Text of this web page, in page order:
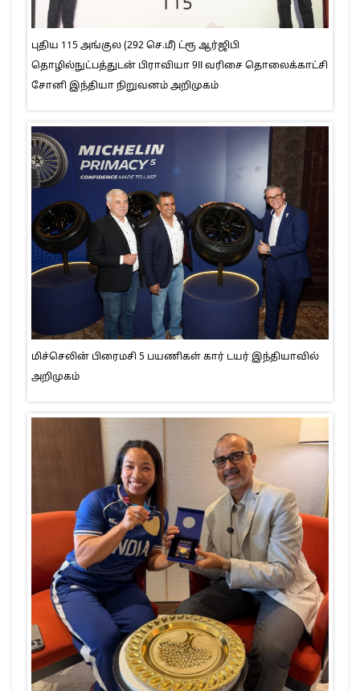
புதிய 115 அங்குல (292 செ.மீ) ட்ரூ ஆர்ஜிபி
தொழில்நுட்பத்துடன் பிராவியா 9II வரிசை தொலைக்காட்சி
சோனி இந்தியா நிறுவனம் அறிமுகம்
மிச்செலின் பிரைமசி 5 பயணிகள் கார் டயர் இந்தியாவில்
அறிமுகம்